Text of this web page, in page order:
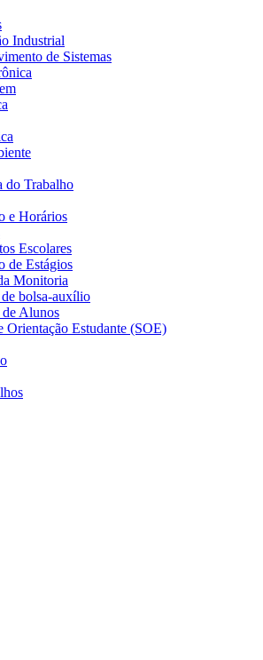
Industrial
de Sistemas
do Trabalho
e Horários
Escolares
de Estágios
Monitoria
bolsa-auxílio
de Alunos
Orientação Estudante (SOE)